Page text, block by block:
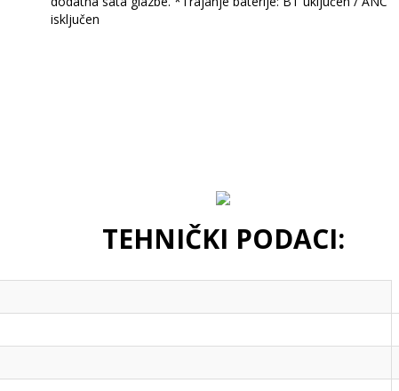
isključen
TEHNIČKI PODACI: